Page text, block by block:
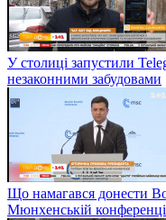
У столиці запустили
незаконними забудовами
Що намагався донести
Мюнхенській